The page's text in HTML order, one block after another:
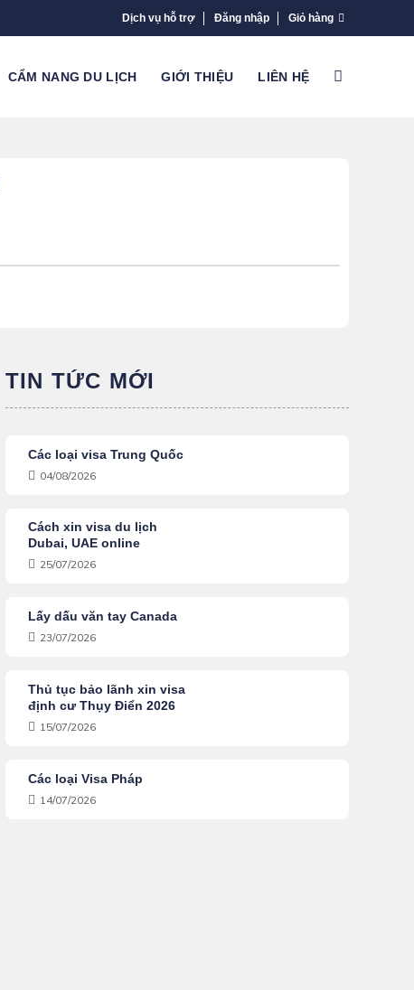
Dịch vụ hỗ trợ Đăng nhập Giỏ hàng
CẨM NANG DU LỊCH GIỚI THIỆU LIÊN HỆ
TIN TỨC MỚI
Các loại visa Trung Quốc
04/08/2026
Cách xin visa du lịch
Dubai, UAE online
25/07/2026
Lấy dấu văn tay Canada
23/07/2026
Thủ tục bảo lãnh xin visa
định cư Thụy Điển 2026
15/07/2026
Các loại Visa Pháp
14/07/2026